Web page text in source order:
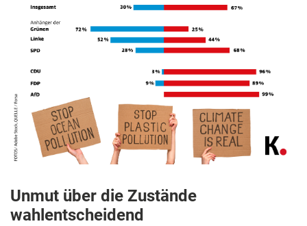
Unmut über die Zustände
wahlentscheidend